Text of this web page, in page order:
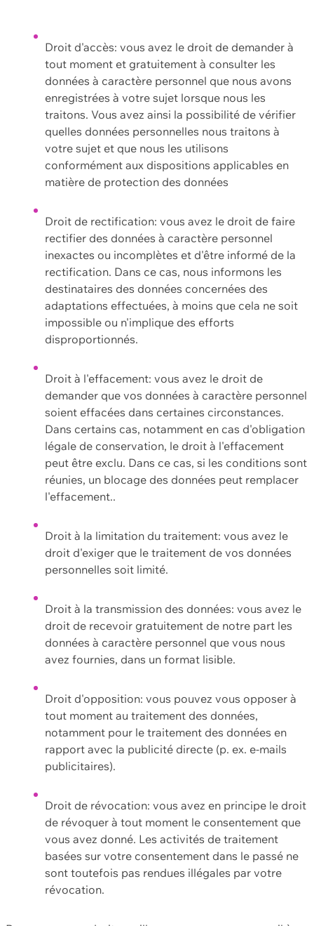
Droit d'accès: vous avez le droit de demander à
tout moment et gratuitement à consulter les
données à caractère personnel que nous avons
enregistrées à votre sujet lorsque nous les
traitons. Vous avez ainsi la possibilité de vérifier
quelles données personnelles nous traitons à
votre sujet et que nous les utilisons
conformément aux dispositions applicables en
matière de protection des données
Droit de rectification: vous avez le droit de faire
rectifier des données à caractère personnel
inexactes ou incomplètes et d'être informé de la
rectification. Dans ce cas, nous informons les
destinataires des données concernées des
adaptations effectuées, à moins que cela ne soit
impossible ou n'implique des efforts
disproportionnés.
Droit à l'effacement: vous avez le droit de
demander que vos données à caractère personnel
soient effacées dans certaines circonstances.
Dans certains cas, notamment en cas d'obligation
légale de conservation, le droit à l'effacement
peut être exclu. Dans ce cas, si les conditions sont
réunies, un blocage des données peut remplacer
l'effacement..
Droit à la limitation du traitement: vous avez le
droit d'exiger que le traitement de vos données
personnelles soit limité.
Droit à la transmission des données: vous avez le
droit de recevoir gratuitement de notre part les
données à caractère personnel que vous nous
avez fournies, dans un format lisible.
Droit d'opposition: vous pouvez vous opposer à
tout moment au traitement des données,
notamment pour le traitement des données en
rapport avec la publicité directe (p. ex. e-mails
publicitaires).
Droit de révocation: vous avez en principe le droit
de révoquer à tout moment le consentement que
vous avez donné. Les activités de traitement
basées sur votre consentement dans le passé ne
sont toutefois pas rendues illégales par votre
révocation.